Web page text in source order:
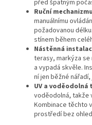
před špatným
Ruční
manuálnímu
požadovanou
stínem během
Nástěnná
terasy, markýza
a vypadá skvěle.
ní jen běžné
UV a voděodolná
voděodolná, takže
Kombinace těchto
prostředí bez